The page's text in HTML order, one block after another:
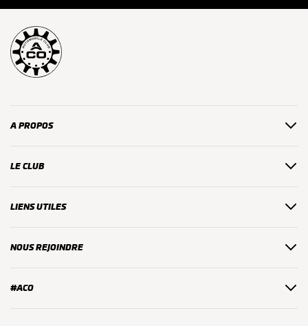
page
A PROPOS
LE CLUB
LIENS UTILES
NOUS REJOINDRE
#ACO